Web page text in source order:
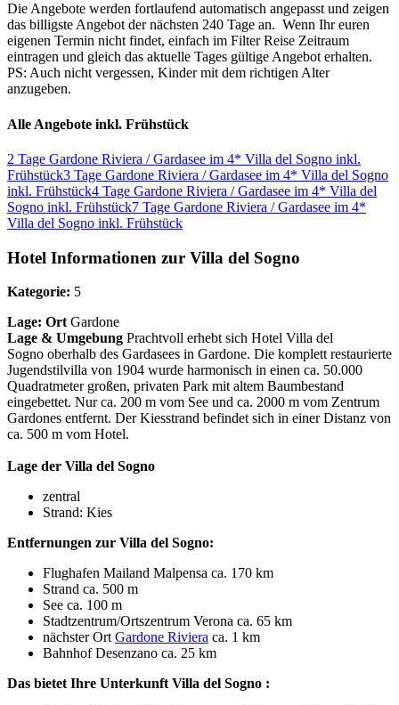
Die Angebote werden fortlaufend automatisch angepasst und zeigen
das billigste Angebot der nächsten 240 Tage an. Wenn Ihr euren
eigenen Termin nicht findet, einfach im Filter Reise Zeitraum
eintragen und gleich das aktuelle Tages gültige Angebot erhalten.
PS: Auch nicht vergessen, Kinder mit dem richtigen Alter
anzugeben.
Alle Angebote inkl. Frühstück
2 Tage Gardone Riviera / Gardasee im 4* Villa del Sogno inkl.
Frühstück3 Tage Gardone Riviera / Gardasee im 4* Villa del Sogno
inkl. Frühstück4 Tage Gardone Riviera / Gardasee im 4* Villa del
Sogno inkl. Frühstück7 Tage Gardone Riviera / Gardasee im 4*
Villa del Sogno inkl. Frühstück
Hotel Informationen zur Villa del Sogno
Kategorie: 5
Lage: Ort Gardone
Lage & Umgebung Prachtvoll erhebt sich Hotel Villa del
Sogno oberhalb des Gardasees in Gardone. Die komplett restaurierte
Jugendstilvilla von 1904 wurde harmonisch in einen ca. 50.000
Quadratmeter großen, privaten Park mit altem Baumbestand
eingebettet. Nur ca. 200 m vom See und ca. 2000 m vom Zentrum
Gardones entfernt. Der Kiesstrand befindet sich in einer Distanz von
ca. 500 m vom Hotel.
Lage der Villa del Sogno
zentral
Strand: Kies
Entfernungen zur Villa del Sogno:
Flughafen Mailand Malpensa ca. 170 km
Strand ca. 500 m
See ca. 100 m
Stadtzentrum/Ortszentrum Verona ca. 65 km
nächster Ort Gardone Riviera ca. 1 km
Bahnhof Desenzano ca. 25 km
Das bietet Ihre Unterkunft Villa del Sogno :